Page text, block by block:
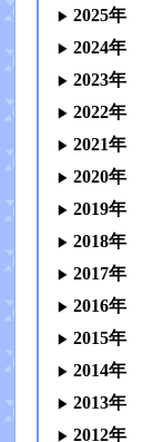
2025年
2024年
2023年
2022年
2021年
2020年
2019年
2018年
2017年
2016年
2015年
2014年
2013年
2012年